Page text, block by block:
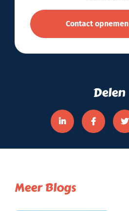
Contact opnemen
Delen
Meer Blogs